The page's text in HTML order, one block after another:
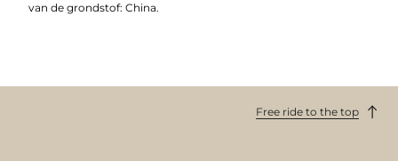
van de grondstof: China.
Free ride to the top